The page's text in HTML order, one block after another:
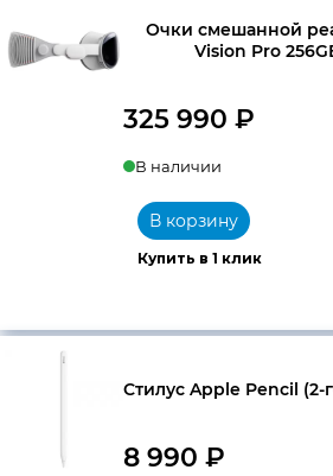
Очки смешанной
Vision Pro
325 990 ₽
В наличии
Купить в 1 клик
В корзину
Стилус Apple Pencil (2-
8 990 ₽